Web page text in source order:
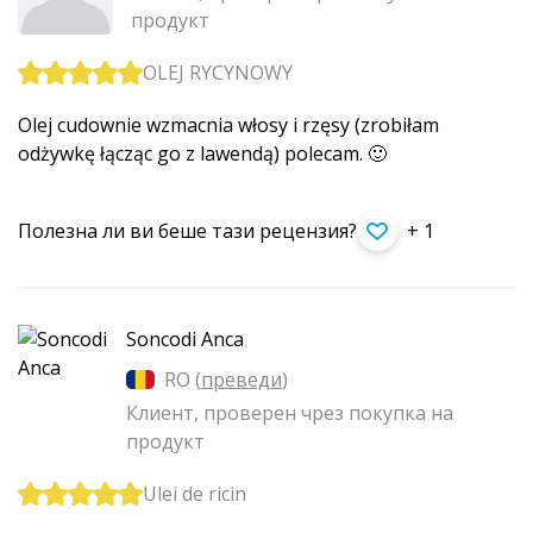
продукт
OLEJ RYCYNOWY
Olej cudownie wzmacnia włosy i rzęsy (zrobiłam
odżywkę łącząc go z lawendą) polecam. 🙂
Полезна ли ви беше тази рецензия? + 1
Soncodi Anca
RO (преведи)
Клиент, проверен чрез покупка на
продукт
Ulei de ricin